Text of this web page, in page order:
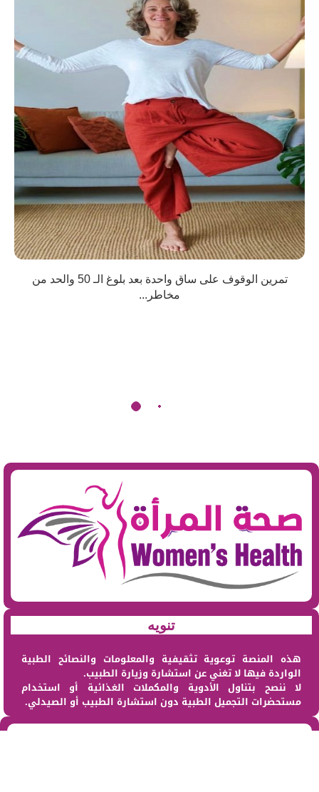
تمرين الوقوف على ساق واحدة بعد بلوغ الـ 50 والحد من
مخاطر...
تنويه
هذه المنصة توعوية تثقيفية والمعلومات والنصائح الطبية
الواردة فيها لا تغني عن استشارة وزيارة الطبيب.
لا ننصح بتناول الأدوية والمكملات الغذائية أو استخدام
مستحضرات التجميل الطبية دون استشارة الطبيب أو الصيدلي.